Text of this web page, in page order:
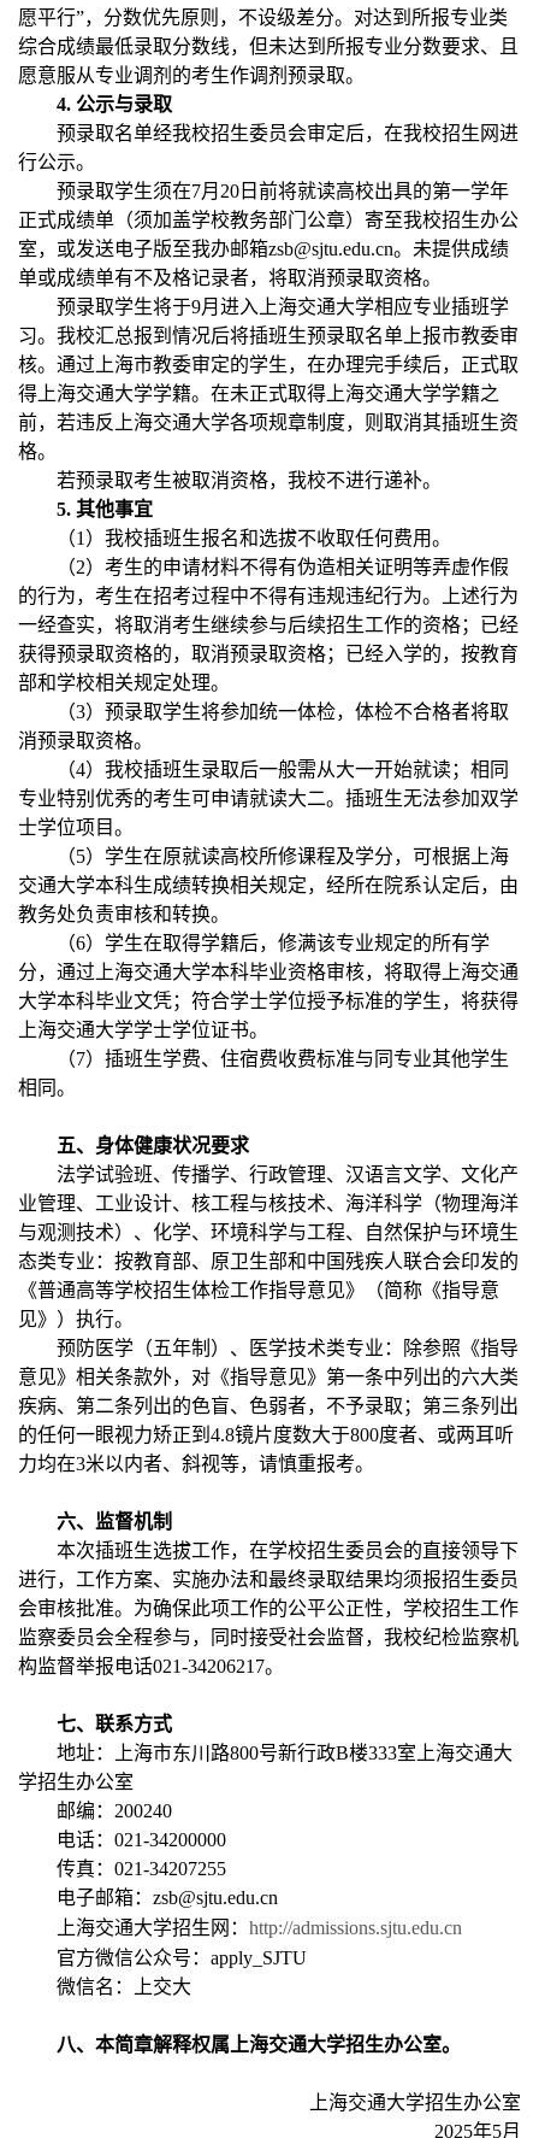
愿平行”，分数优先原则，不设级差分。对达到所报专业类
综合成绩最低录取分数线，但未达到所报专业分数要求、且
愿意服从专业调剂的考生作调剂预录取。
4. 公示与录取
预录取名单经我校招生委员会审定后，在我校招生网进
行公示。
预录取学生须在7月20日前将就读高校出具的第一学年
正式成绩单（须加盖学校教务部门公章）寄至我校招生办公
室，或发送电子版至我办邮箱zsb@sjtu.edu.cn。未提供成绩
单或成绩单有不及格记录者，将取消预录取资格。
预录取学生将于9月进入上海交通大学相应专业插班学
习。我校汇总报到情况后将插班生预录取名单上报市教委审
核。通过上海市教委审定的学生，在办理完手续后，正式取
得上海交通大学学籍。在未正式取得上海交通大学学籍之
前，若违反上海交通大学各项规章制度，则取消其插班生资
格。
若预录取考生被取消资格，我校不进行递补。
5. 其他事宜
（1）我校插班生报名和选拔不收取任何费用。
（2）考生的申请材料不得有伪造相关证明等弄虚作假
的行为，考生在招考过程中不得有违规违纪行为。上述行为
一经查实，将取消考生继续参与后续招生工作的资格；已经
获得预录取资格的，取消预录取资格；已经入学的，按教育
部和学校相关规定处理。
（3）预录取学生将参加统一体检，体检不合格者将取
消预录取资格。
（4）我校插班生录取后一般需从大一开始就读；相同
专业特别优秀的考生可申请就读大二。插班生无法参加双学
士学位项目。
（5）学生在原就读高校所修课程及学分，可根据上海
交通大学本科生成绩转换相关规定，经所在院系认定后，由
教务处负责审核和转换。
（6）学生在取得学籍后，修满该专业规定的所有学
分，通过上海交通大学本科毕业资格审核，将取得上海交通
大学本科毕业文凭；符合学士学位授予标准的学生，将获得
上海交通大学学士学位证书。
（7）插班生学费、住宿费收费标准与同专业其他学生
相同。
五、身体健康状况要求
法学试验班、传播学、行政管理、汉语言文学、文化产
业管理、工业设计、核工程与核技术、海洋科学（物理海洋
与观测技术）、化学、环境科学与工程、自然保护与环境生
态类专业：按教育部、原卫生部和中国残疾人联合会印发的
《普通高等学校招生体检工作指导意见》（简称《指导意
见》）执行。
预防医学（五年制）、医学技术类专业：除参照《指导
意见》相关条款外，对《指导意见》第一条中列出的六大类
疾病、第二条列出的色盲、色弱者，不予录取；第三条列出
的任何一眼视力矫正到4.8镜片度数大于800度者、或两耳听
力均在3米以内者、斜视等，请慎重报考。
六、监督机制
本次插班生选拔工作，在学校招生委员会的直接领导下
进行，工作方案、实施办法和最终录取结果均须报招生委员
会审核批准。为确保此项工作的公平公正性，学校招生工作
监察委员会全程参与，同时接受社会监督，我校纪检监察机
构监督举报电话021-34206217。
七、联系方式
地址：上海市东川路800号新行政B楼333室上海交通大
学招生办公室
邮编：200240
电话：021-34200000
传真：021-34207255
电子邮箱：zsb@sjtu.edu.cn
上海交通大学招生网： http://admissions.sjtu.edu.cn
官方微信公众号：apply_SJTU
微信名：上交大
八、本简章解释权属上海交通大学招生办公室。
上海交通大学招生办公室
2025年5月